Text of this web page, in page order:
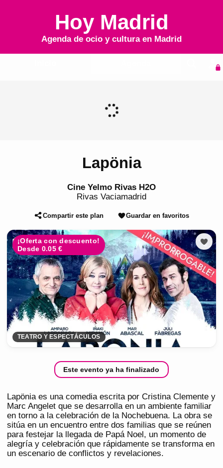
Hoy Madrid
Agenda de ocio y cultura en Madrid
Lapönia
Cine Yelmo Rivas H2O
Rivas Vaciamadrid
Compartir este plan Guardar en favoritos
¡Oferta con descuento!
Desde 0.05 €
TEATRO Y ESPECTÁCULOS
Este evento ya ha finalizado
Lapönia es una comedia escrita por Cristina Clemente y
Marc Angelet que se desarrolla en un ambiente familiar
en torno a la celebración de la Nochebuena. La obra se
sitúa en un encuentro entre dos familias que se reúnen
para festejar la llegada de Papá Noel, un momento de
alegría y celebración que rápidamente se transforma en
un escenario de conflictos y revelaciones.